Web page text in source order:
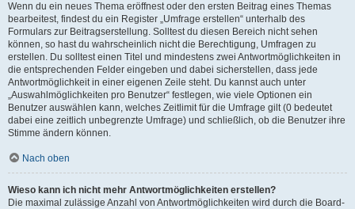
Wenn du ein neues Thema eröffnest oder den ersten Beitrag eines Themas
bearbeitest, findest du ein Register „Umfrage erstellen“ unterhalb des
Formulars zur Beitragserstellung. Solltest du diesen Bereich nicht sehen
können, so hast du wahrscheinlich nicht die Berechtigung, Umfragen zu
erstellen. Du solltest einen Titel und mindestens zwei Antwortmöglichkeiten in
die entsprechenden Felder eingeben und dabei sicherstellen, dass jede
Antwortmöglichkeit in einer eigenen Zeile steht. Du kannst auch unter
„Auswahlmöglichkeiten pro Benutzer“ festlegen, wie viele Optionen ein
Benutzer auswählen kann, welches Zeitlimit für die Umfrage gilt (0 bedeutet
dabei eine zeitlich unbegrenzte Umfrage) und schließlich, ob die Benutzer ihre
Stimme ändern können.
Nach oben
Wieso kann ich nicht mehr Antwortmöglichkeiten erstellen?
Die maximal zulässige Anzahl von Antwortmöglichkeiten wird durch die Board-